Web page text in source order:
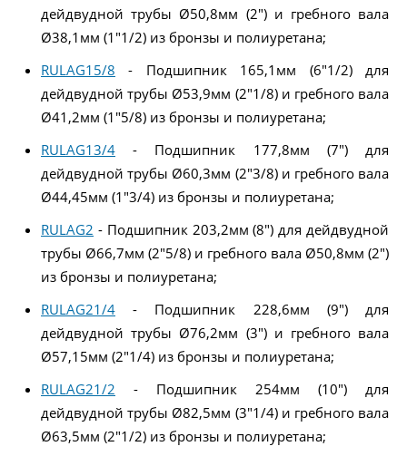
дейдвудной трубы Ø50,8мм (2") и гребного вала
Ø38,1мм (1"1/2) из бронзы и полиуретана;
RULAG15/8 - Подшипник 165,1мм (6"1/2) для
дейдвудной трубы Ø53,9мм (2"1/8) и гребного вала
Ø41,2мм (1"5/8) из бронзы и полиуретана;
RULAG13/4 - Подшипник 177,8мм (7") для
дейдвудной трубы Ø60,3мм (2"3/8) и гребного вала
Ø44,45мм (1"3/4) из бронзы и полиуретана;
RULAG2 - Подшипник 203,2мм (8") для дейдвудной
трубы Ø66,7мм (2"5/8) и гребного вала Ø50,8мм (2")
из бронзы и полиуретана;
RULAG21/4 - Подшипник 228,6мм (9") для
дейдвудной трубы Ø76,2мм (3") и гребного вала
Ø57,15мм (2"1/4) из бронзы и полиуретана;
RULAG21/2 - Подшипник 254мм (10") для
дейдвудной трубы Ø82,5мм (3"1/4) и гребного вала
Ø63,5мм (2"1/2) из бронзы и полиуретана;